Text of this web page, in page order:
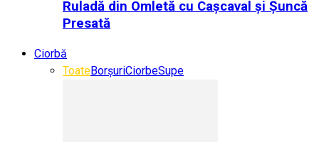
Ruladă din Omletă cu Cașcaval și Șuncă
Presată
Ciorbă
ToateBorșuriCiorbeSupe